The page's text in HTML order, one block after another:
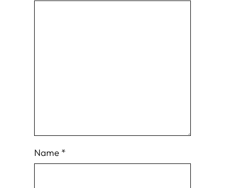
Name *